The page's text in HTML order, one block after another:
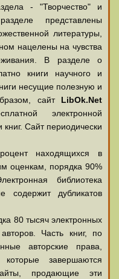
- "Творчество" и
представлены
литературы,
нацелены на чувства
В разделе о
книги научного и
несущие полезную и
сайт LibOk.Net
электронной
Сайт периодически
находящихся в
оценкам, порядка 90%
библиотека
содержит дубликатов
80 тысяч электронных
Часть книг, по
авторские права,
завершаются
продающие эти